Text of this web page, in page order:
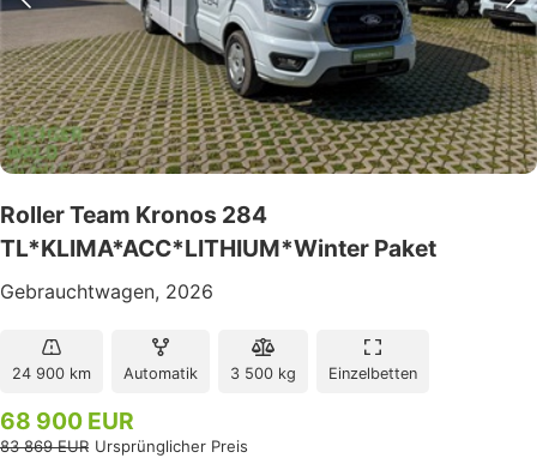
Roller Team Kronos 284
TL*KLIMA*ACC*LITHIUM*Winter Paket
Gebrauchtwagen, 2026
24 900 km Automatik 3 500 kg Einzelbetten
68 900 EUR
83 869 EUR Ursprünglicher Preis